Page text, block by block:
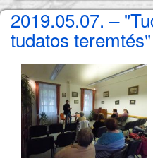
2019.05.07. –
tudatos